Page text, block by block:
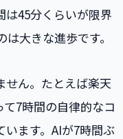
は45分くらいが限界
大きな進歩です。
せん。たとえば楽天
7時間の自律的なコ
ます。AIが7時間ぶ